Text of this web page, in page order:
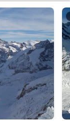
- renduOSM France